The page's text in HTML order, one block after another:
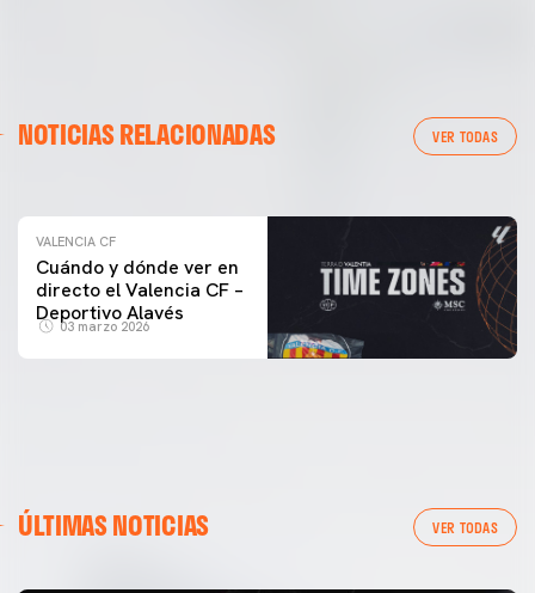
NOTICIAS RELACIONADAS VER TODAS
ENTRENAMIENTO DEL VALENCIA CF 04/03/26
VALENCIA CF
Cuándo y dónde ver en
directo el Valencia CF –
Deportivo Alavés
03 marzo 2026
ÚLTIMAS NOTICIAS VER TODAS